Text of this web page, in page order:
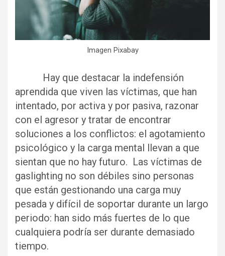
Imagen Pixabay
Hay que destacar la indefensión
aprendida que viven las víctimas, que han
intentado, por activa y por pasiva, razonar
con el agresor y tratar de encontrar
soluciones a los conflictos: el agotamiento
psicológico y la carga mental llevan a que
sientan que no hay futuro. Las víctimas de
gaslighting no son débiles sino personas
que están gestionando una carga muy
pesada y difícil de soportar durante un largo
periodo: han sido más fuertes de lo que
cualquiera podría ser durante demasiado
tiempo.